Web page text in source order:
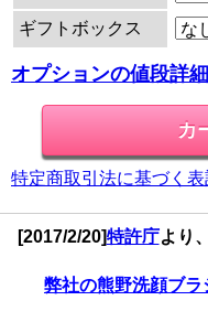
ギフトボックス
オプションの値段詳
特定商取引法に基づく
[2017/2/20]特許庁より
弊社の熊野洗顔ブラ